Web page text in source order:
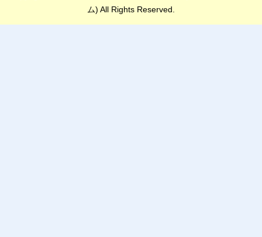
ム) All Rights Reserved.